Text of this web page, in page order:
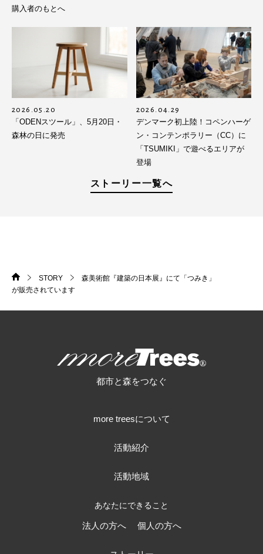
購入者のもとへ
2026.05.20
「ODENスツール」、5月20日・
森林の日に発売
2026.04.29
デンマーク初上陸！コペンハーゲ
ン・コンテンポラリー（CC）に
「TSUMIKI」で遊べるエリアが
登場
ストーリー一覧へ
HOME
>
STORY
>
森美術館『建築の日本展』にて「つみき」
が販売されています
都市と森をつなぐ
more treesについて
活動紹介
活動地域
あなたにできること
法人の方へ 個人の方へ